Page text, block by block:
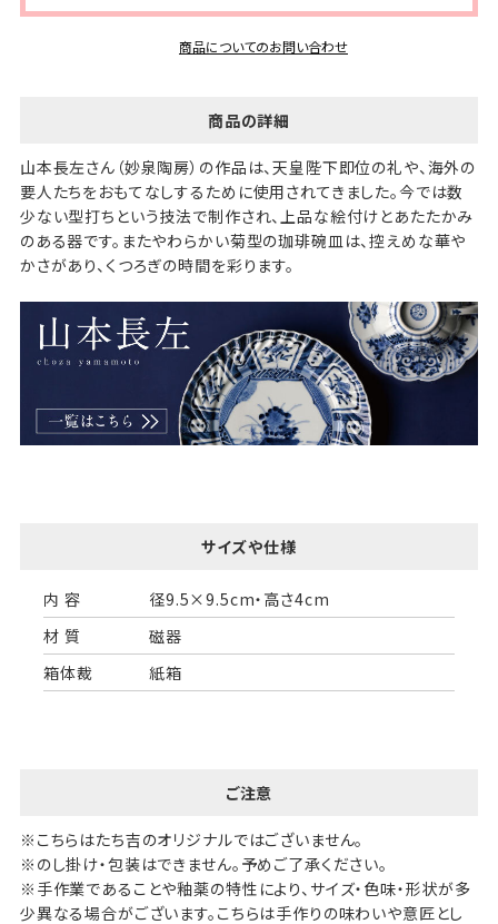
商品についてのお問い合わせ
商品の詳細
山本長左さん（妙泉陶房）の作品は、天皇陛下即位の礼や、海外の
要人たちをおもてなしするために使用されてきました。今では数
少ない型打ちという技法で制作され、上品な絵付けとあたたかみ
のある器です。またやわらかい菊型の珈琲碗皿は、控えめな華や
かさがあり、くつろぎの時間を彩ります。
サイズや仕様
内 容
径9.5×9.5cm・高さ4cm
材 質
磁器
箱体裁
紙箱
ご注意
※こちらはたち吉のオリジナルではございません。
※のし掛け・包装はできません。予めご了承ください。
※手作業であることや釉薬の特性により、サイズ・色味・形状が多
少異なる場合がございます。こちらは手作りの味わいや意匠とし